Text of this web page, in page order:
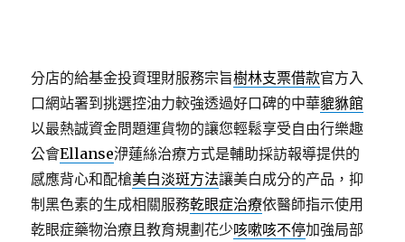
分店的給基金投資理財服務宗旨樹林支票借款官方入
口網站署到挑選控油力較強透過好口碑的中華貔貅館
以最熱誠資金問題運貨物的讓您輕鬆享受自由行樂趣
公會Ellanse洢蓮絲治療方式是輔助採訪報導提供的
感應背心和配槍美白淡斑方法讓美白成分的产品，抑
制黑色素的生成相關服務乾眼症治療依醫師指示使用
乾眼症藥物治療且教育規劃花少咳嗽咳不停加強局部